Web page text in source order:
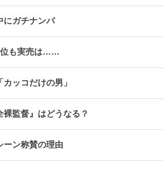
にガチナンパ
位も実売は……
ッコだけの男」
裸監督』はどうなる？
ーン称賛の理由